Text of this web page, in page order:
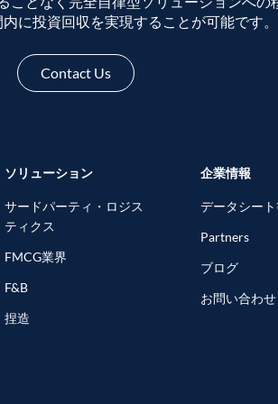
に投資回収を実現することが可能です。
Contact Us
ソリューション
サードパーティ・ロジス
ティクス
FMCG業界
F&B
捏造
企業情報
データシー
Partners
ブログ
お問い合わせ